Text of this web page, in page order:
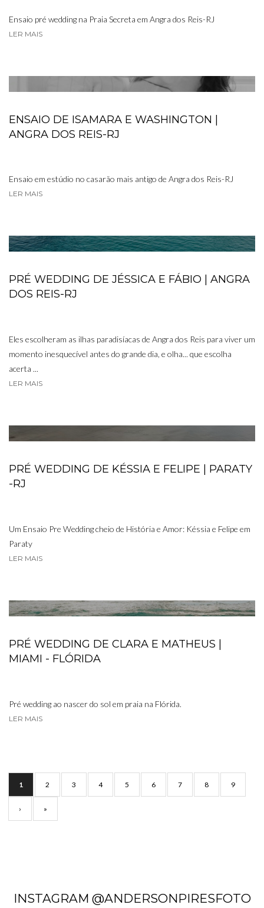
Ensaio pré wedding na Praia Secreta em Angra dos Reis-RJ
LER MAIS
ENSAIO DE ISAMARA E WASHINGTON |
ANGRA DOS REIS-RJ
Ensaio em estúdio no casarão mais antigo de Angra dos Reis-RJ
LER MAIS
PRÉ WEDDING DE JÉSSICA E FÁBIO | ANGRA
DOS REIS-RJ
Eles escolheram as ilhas paradisíacas de Angra dos Reis para viver um
momento inesquecível antes do grande dia, e olha... que escolha
acerta ...
LER MAIS
PRÉ WEDDING DE KÉSSIA E FELIPE | PARATY
-RJ
Um Ensaio Pre Wedding cheio de História e Amor: Késsia e Felipe em
Paraty
LER MAIS
PRÉ WEDDING DE CLARA E MATHEUS |
MIAMI - FLÓRIDA
Pré wedding ao nascer do sol em praia na Flórida.
LER MAIS
1 2 3 4 5 6 7 8 9
› »
INSTAGRAM @ANDERSONPIRESFOTO